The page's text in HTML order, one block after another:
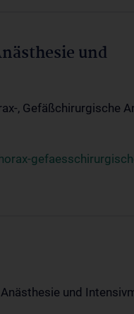
und
, Gefäßchirurgische
und